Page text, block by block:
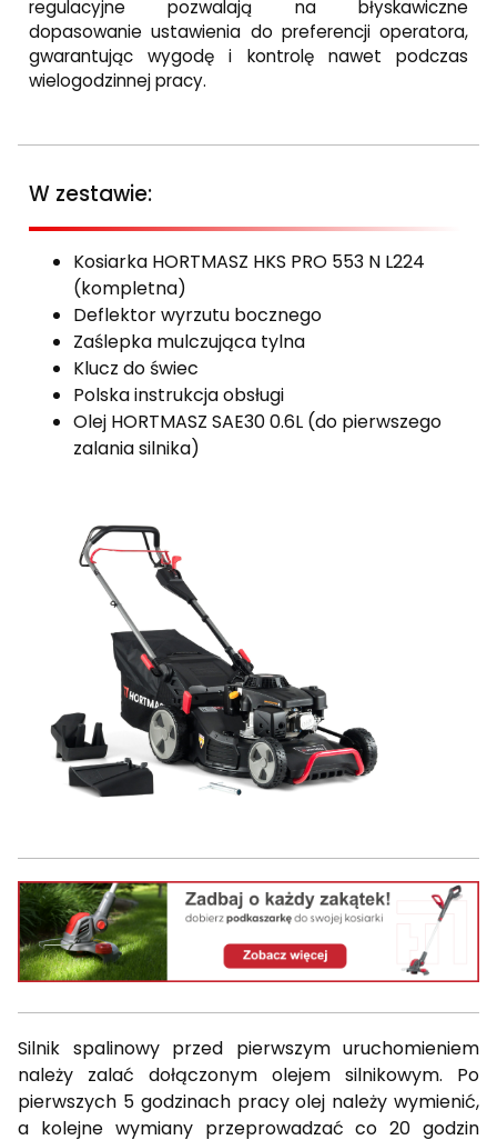
regulacyjne pozwalają na błyskawiczne
dopasowanie ustawienia do preferencji operatora,
gwarantując wygodę i kontrolę nawet podczas
wielogodzinnej pracy.
W zestawie:
Kosiarka HORTMASZ HKS PRO 553 N L224
(kompletna)
Deflektor wyrzutu bocznego
Zaślepka mulczująca tylna
Klucz do świec
Polska instrukcja obsługi
Olej HORTMASZ SAE30 0.6L (do pierwszego
zalania silnika)
Silnik spalinowy przed pierwszym uruchomieniem
należy zalać dołączonym olejem silnikowym. Po
pierwszych 5 godzinach pracy olej należy wymienić,
a kolejne wymiany przeprowadzać co 20 godzin